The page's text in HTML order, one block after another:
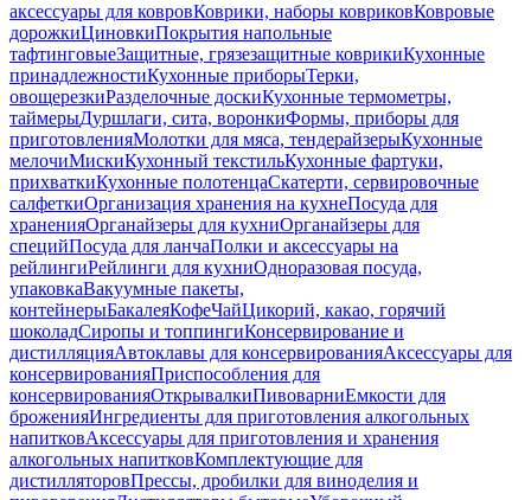
аксессуары для ковровКоврики, наборы ковриковКовровые
дорожкиЦиновкиПокрытия напольные
тафтинговыеЗащитные, грязезащитные коврикиКухонные
принадлежностиКухонные приборыТерки,
овощерезкиРазделочные доскиКухонные термометры,
таймерыДуршлаги, сита, воронкиФормы, приборы для
приготовленияМолотки для мяса, тендерайзерыКухонные
мелочиМискиКухонный текстильКухонные фартуки,
прихваткиКухонные полотенцаСкатерти, сервировочные
салфеткиОрганизация хранения на кухнеПосуда для
храненияОрганайзеры для кухниОрганайзеры для
специйПосуда для ланчаПолки и аксессуары на
рейлингиРейлинги для кухниОдноразовая посуда,
упаковкаВакуумные пакеты,
контейнерыБакалеяКофеЧайЦикорий, какао, горячий
шоколадСиропы и топпингиКонсервирование и
дистилляцияАвтоклавы для консервированияАксессуары для
консервированияПриспособления для
консервированияОткрывалкиПивоварниЕмкости для
броженияИнгредиенты для приготовления алкогольных
напитковАксессуары для приготовления и хранения
алкогольных напитковКомплектующие для
дистилляторовПрессы, дробилки для виноделия и